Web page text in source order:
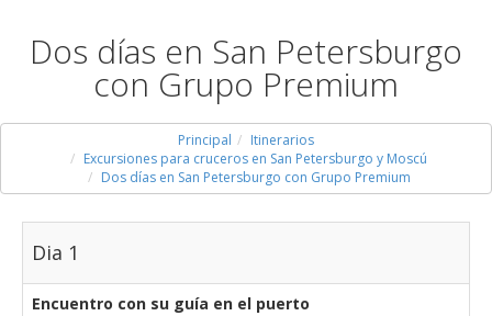
Dos días en San Petersburgo
con Grupo Premium
Principal
Itinerarios
Excursiones para cruceros en San Petersburgo y Moscú
Dos días en San Petersburgo con Grupo Premium
Dia 1
Encuentro con su guía en el puerto